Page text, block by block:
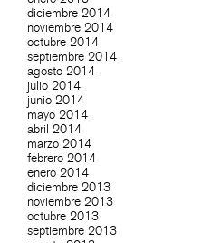
diciembre 2014
noviembre 2014
octubre 2014
septiembre 2014
agosto 2014
julio 2014
junio 2014
mayo 2014
abril 2014
marzo 2014
febrero 2014
enero 2014
diciembre 2013
noviembre 2013
octubre 2013
septiembre 2013